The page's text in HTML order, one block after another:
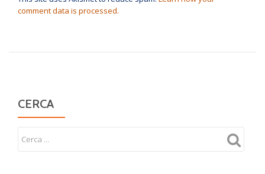
comment data is processed.
CERCA